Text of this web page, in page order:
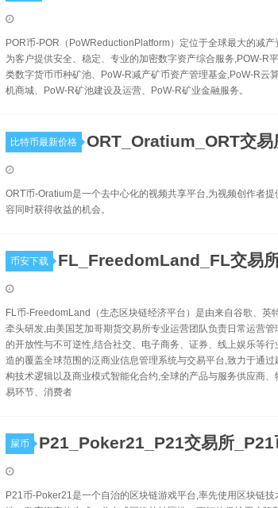
POR币-POR（PoWReductionPlatform）定位于全球最大的减产
为客户提供安全、稳定、专业的加密数字资产综合服务,POW-R
类数字货币币种矿池、PoW-R减产矿币资产管理基金,PoW-R云
机商城、PoW-R矿池建设及运营、PoW-R矿业金融服务。
比特币最新价格 ORT_Oratium_ORT交易
ORT币-Oratium是一个去中心化的视频共享平台,为视频创作者提
容同时获得收益的机会。
币安下载 FL_FreedomLand_FL交易
FL币-FreedomLand（生态区块链经济平台）是由来自谷歌、英
牵头研发,由美国芝加哥期货交易所专业运营团队负责日常运营
的开放性与不可逆性,结合社交、电子商务、证券、线上娱乐等
造的覆盖全球范围的泛商业信息管理系统与交易平台,致力于通过
构技术逻辑以及商业模式智能化合约,全球的产品与服务供应商
易环节、消费者
屎币 P21_Poker21_P21交易所_P21
P21币-Poker21是一个自治的区块链游戏平台,率先使用区块链技